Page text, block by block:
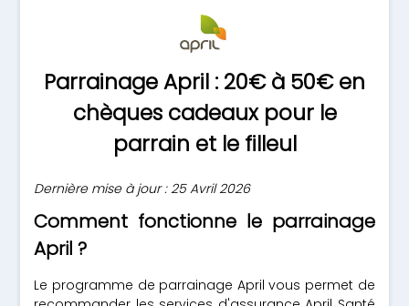
Parrainage April : 20€ à 50€ en
chèques cadeaux pour le
parrain et le filleul
Dernière mise à jour : 25 Avril 2026
Comment fonctionne le parrainage
April ?
Le programme de parrainage April vous permet de